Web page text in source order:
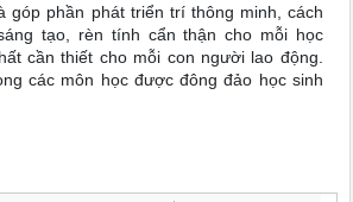
góp phần phát triển trí thông minh, cách
tạo, rèn tính cẩn thận cho mỗi học
cần thiết cho mỗi con người lao động.
các môn học được đông đảo học sinh